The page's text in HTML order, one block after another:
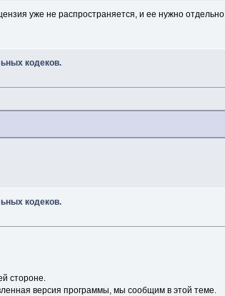
уже не распространяется, и ее нужно отдельно
кодеков.
кодеков.
стороне.
версия программы, мы сообщим в этой теме.